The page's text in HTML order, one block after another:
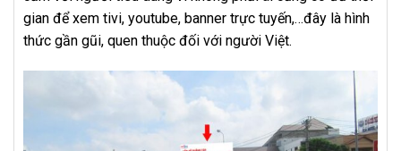
gian để xem tivi, youtube, banner trực tuyến,…đây là hình
thức gần gũi, quen thuộc đối với người Việt.